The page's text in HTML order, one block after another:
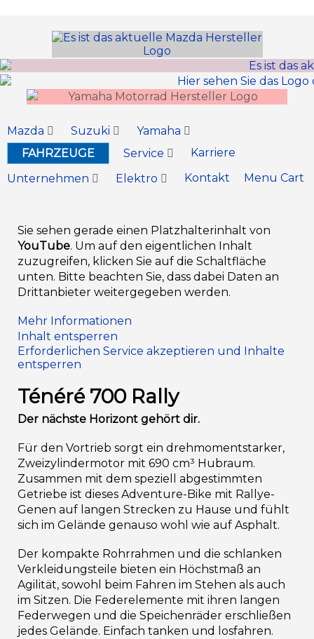
Mazda Suzuki
Yamaha
FAHRZEUGE
Service
Karriere
Unternehmen
Elektro Kontakt Menu Cart
Sie sehen gerade einen Platzhalterinhalt von
YouTube. Um auf den eigentlichen Inhalt
zuzugreifen, klicken Sie auf die Schaltfläche
unten. Bitte beachten Sie, dass dabei Daten an
Drittanbieter weitergegeben werden.
Mehr Informationen
Inhalt entsperren
Erforderlichen Service akzeptieren und Inhalte
entsperren
Ténéré 700 Rally
Der nächste Horizont gehört dir.
Für den Vortrieb sorgt ein drehmomentstarker,
Zweizylindermotor mit 690 cm³ Hubraum.
Zusammen mit dem speziell abgestimmten
Getriebe ist dieses Adventure-Bike mit Rallye-
Genen auf langen Strecken zu Hause und fühlt
sich im Gelände genauso wohl wie auf Asphalt.
Der kompakte Rohrrahmen und die schlanken
Verkleidungsteile bieten ein Höchstmaß an
Agilität, sowohl beim Fahren im Stehen als auch
im Sitzen. Die Federelemente mit ihren langen
Federwegen und die Speichenräder erschließen
jedes Gelände. Einfach tanken und losfahren.